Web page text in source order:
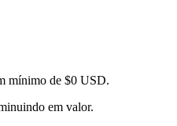
mínimo de $0 USD.
em valor.